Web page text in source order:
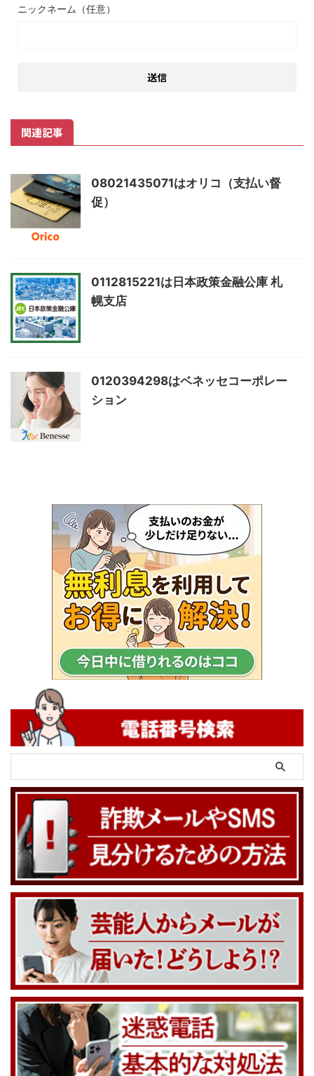
ニックネーム（任意）
関連記事
08021435071はオリコ（支払い督
促）
0112815221は日本政策金融公庫 札
幌支店
0120394298はベネッセコーポレー
ション